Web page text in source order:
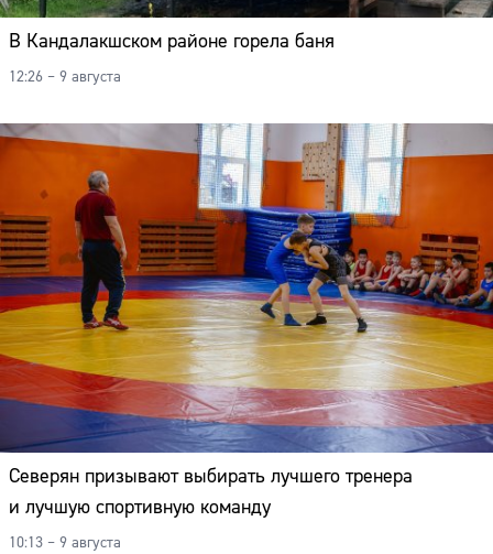
В Кандалакшском районе горела баня
12:26 – 9 августа
Северян призывают выбирать лучшего тренера
и лучшую спортивную команду
10:13 – 9 августа
Адрес: